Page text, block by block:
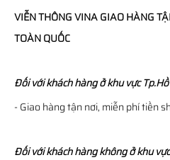
VIỄN THÔNGVINAGIAO HÀNG
TOÀN QUỐC
Đối với khách hàng ở khu vực
- Giao hàng tận nơi, miễn phí tiền
Đối với khách hàng không ở khu